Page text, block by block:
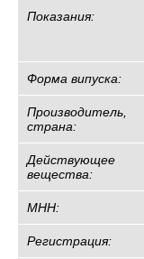
Показания:
Форма випуска:
Производитель,
страна:
Действующее
вещества:
МНН:
Регистрация: